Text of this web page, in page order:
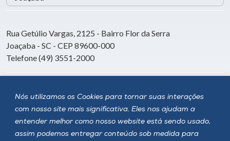
Nós utilizamos os Cookies para tornar suas interações
com nosso site mais significativa. Eles nos ajudam a
entender melhor como nosso website está sendo usado,
assim podemos entregar conteúdo sob medida para
Rua Getúlio Vargas, 2125 - Bairro Flor da Serra
Joaçaba - SC - CEP 89600-000
Telefone (49) 3551-2000
Siga a Unoesc